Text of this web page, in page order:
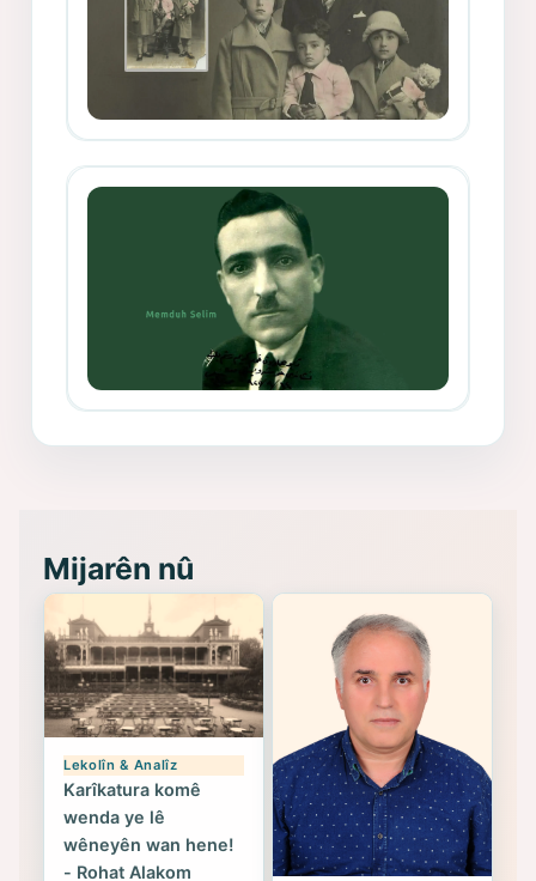
(Hoybun)’un Kuruluş Çalışmaları- 8
Mijarên nû
Lekolîn & Analîz
Karîkatura komê
wenda ye lê
wêneyên wan hene!
- Rohat Alakom